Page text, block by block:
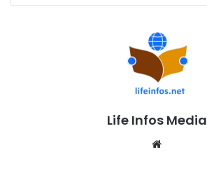
Life Infos Media